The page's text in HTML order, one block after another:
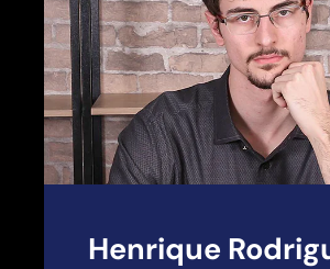
Henrique